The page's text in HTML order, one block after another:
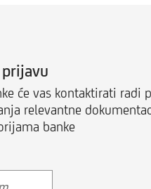
će vas kontaktirati radi
relevantne
banke